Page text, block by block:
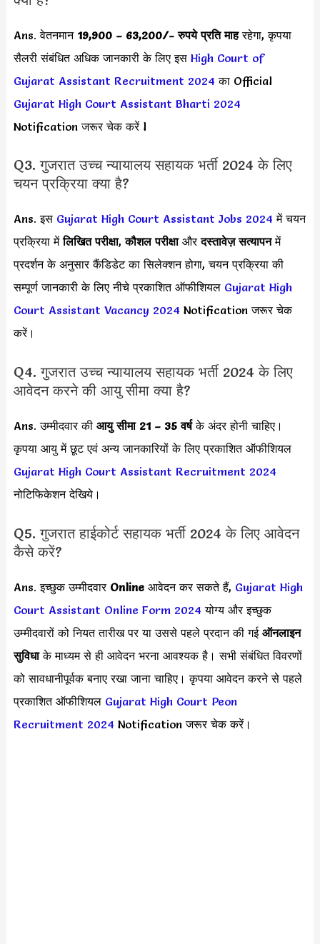
Ans. वेतनमान 19,900 – 63,200/- रुपये प्रति माहरहेगा, कृपया
सैलरी संबंधित अधिक जानकारी के लिए इस High Court of
Gujarat Assistant Recruitment 2024 का Official
Gujarat High Court Assistant Bharti 2024
Notification जरूर चेक करें l
Q3. गुजरात उच्च न्यायालय सहायक भर्ती 2024 के लिए
चयन प्रक्रिया क्या है?
Ans. इस Gujarat High Court Assistant Jobs 2024 में चयन
प्रक्रिया मेंलिखित परीक्षा,कौशल परीक्षा औरदस्तावेज़ सत्यापन में
प्रदर्शन के अनुसार कैंडिडेट का सिलेक्शन होगा, चयन प्रक्रिया की
सम्पूर्ण जानकारी के लिए नीचे प्रकाशित ऑफीशियल Gujarat High
Court Assistant Vacancy 2024 Notification जरूर चेक
करें।
Q4. गुजरात उच्च न्यायालय सहायक भर्ती 2024 के लिए
आवेदन करने की आयु सीमा क्या है?
Ans. उम्मीदवार की आयु सीमा 21 – 35 वर्षके अंदर होनी चाहिए।
कृपया आयु में छूट एवं अन्य जानकारियों के लिए प्रकाशित ऑफीशियल
Gujarat High Court Assistant Recruitment 2024
नोटिफिकेशन देखिये।
Q5. गुजरात हाईकोर्ट सहायक भर्ती 2024 के लिए आवेदन
कैसे करें?
Ans. इच्छुक उम्मीदवार Online आवेदन कर सकते हैं, Gujarat High
Court Assistant Online Form 2024 योग्य और इच्छुक
उम्मीदवारों को नियत तारीख पर या उससे पहले प्रदान की गई ऑनलाइन
सुविधाके माध्यम से ही आवेदन भरना आवश्यक है। सभी संबंधित विवरणों
को सावधानीपूर्वक बनाए रखा जाना चाहिए। कृपया आवेदन करने से पहले
प्रकाशित ऑफीशियल Gujarat High Court Peon
Recruitment 2024 Notification जरूर चेक करें।